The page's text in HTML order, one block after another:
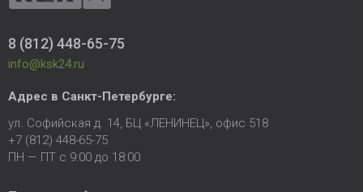
8 (812) 448-65-75
info@ksk24.ru
Адрес в Санкт-Петербурге:
ул. Софийская д. 14, БЦ «ЛЕНИНЕЦ», офис 518
+7 (812) 448-65-75
ПН — ПТ с 9:00 до 18:00